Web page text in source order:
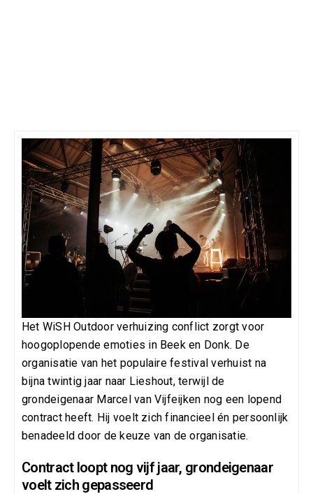
Het WiSH Outdoor verhuizing conflict zorgt voor
hoogoplopende emoties in Beek en Donk. De
organisatie van het populaire festival verhuist na
bijna twintig jaar naar Lieshout, terwijl de
grondeigenaar Marcel van Vijfeijken nog een lopend
contract heeft. Hij voelt zich financieel én persoonlijk
benadeeld door de keuze van de organisatie.
Contract loopt nog vijf jaar, grondeigenaar
voelt zich gepasseerd